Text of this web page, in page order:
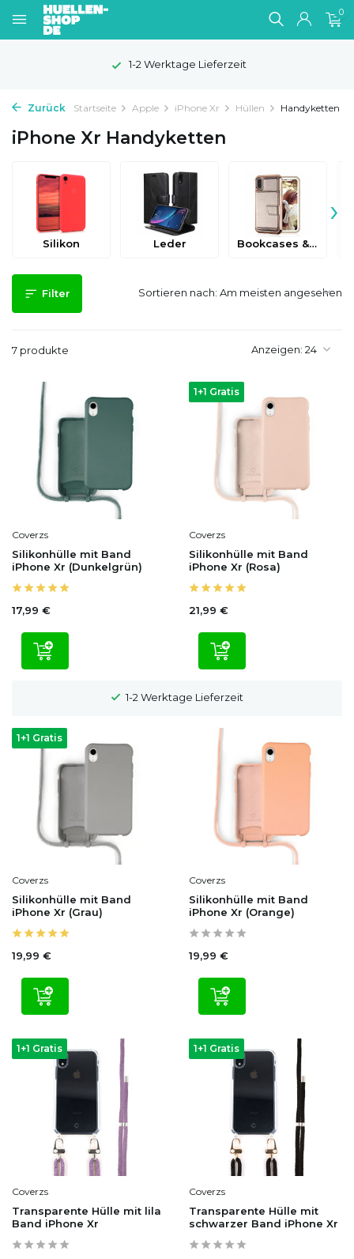
0
1-2 Werktage Lieferzeit
Zurück Startseite Apple iPhone Xr Hüllen Handyketten
iPhone Xr Handyketten
Silikon Leder Bookcases & Flip Cases
›
Filter
7 produkte Anzeigen:
Sortieren nach:
Coverzs
Silikonhülle mit Band
iPhone Xr (Dunkelgrün)
17,99 €
1+1 Gratis
Coverzs
Silikonhülle mit Band
iPhone Xr (Rosa)
21,99 €
1-2 Werktage Lieferzeit
1+1 Gratis
Coverzs
Silikonhülle mit Band
iPhone Xr (Grau)
19,99 €
Coverzs
Silikonhülle mit Band
iPhone Xr (Orange)
19,99 €
1+1 Gratis
Coverzs
Transparente Hülle mit lila
Band iPhone Xr
1+1 Gratis
Coverzs
Transparente Hülle mit
schwarzer Band iPhone Xr